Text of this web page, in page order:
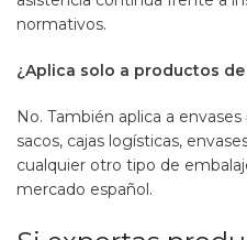
normativos.
¿Aplica solo a productos
No. También aplica a
sacos, cajas logísticas,
cualquier otro tipo de
mercado español.